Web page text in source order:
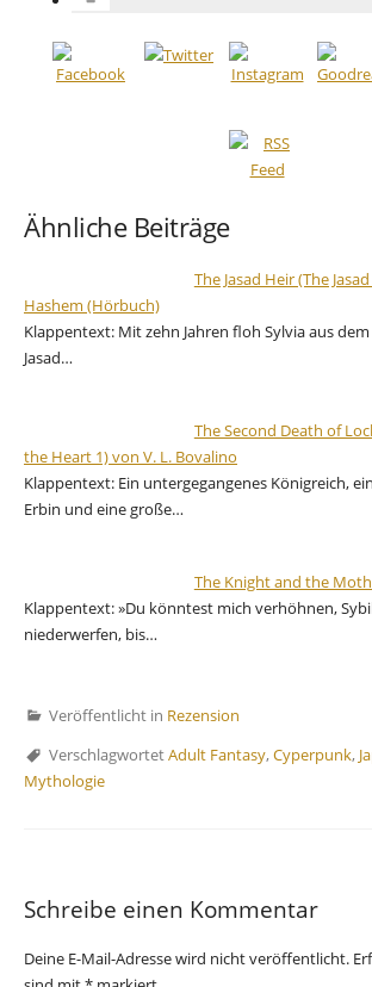
Ähnliche Beiträge
The Jasad Heir (The
Hashem (Hörbuch)
Klappentext: Mit zehn Jahren floh Sylvia aus
Jasad…
The Second Death of
the Heart 1) von V. L. Bovalino
Klappentext: Ein untergegangenes Königreich,
Erbin und eine große…
The Knight and the
Klappentext: »Du könntest mich verhöhnen,
niederwerfen, bis…
Veröffentlicht in Rezension
VerschlagwortetAdult Fantasy,Cyperpunk,
Mythologie
Schreibe einen Kommentar
Deine E-Mail-Adresse wird nicht veröffentlicht.